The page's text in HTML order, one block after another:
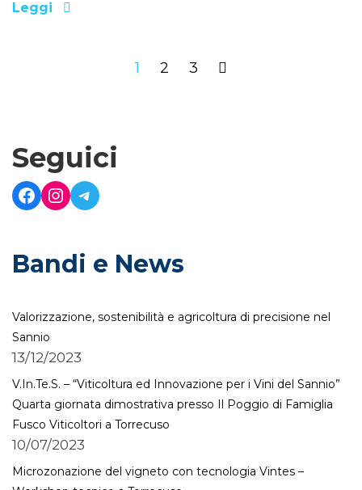
Leggi
1 2 3
Seguici
Bandi e News
Valorizzazione, sostenibilità e agricoltura di precisione nel
Sannio
13/12/2023
V.In.Te.S. – “Viticoltura ed Innovazione per i Vini del Sannio”
Quarta giornata dimostrativa presso Il Poggio di Famiglia
Fusco Viticoltori a Torrecuso
10/07/2023
Microzonazione del vigneto con tecnologia Vintes –